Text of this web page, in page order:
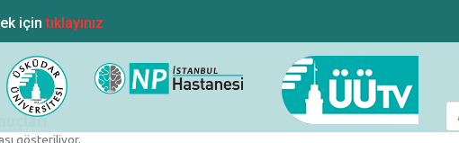
içintıklayınız
gösteriliyor.